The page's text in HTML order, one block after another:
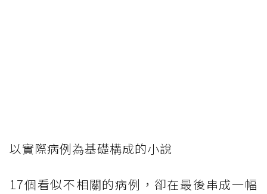
以實際病例為基礎構成的小說
17個看似不相關的病例，卻在最後串成一幅